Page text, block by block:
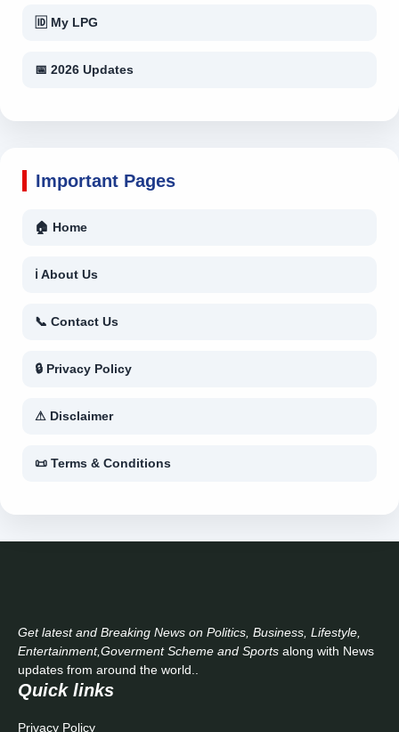
🆔 My LPG
📅 2026 Updates
Important Pages
🏠 Home
ℹ About Us
📞 Contact Us
🔒 Privacy Policy
⚠ Disclaimer
📜 Terms & Conditions
Get latest and Breaking News on Politics, Business, Lifestyle,
Entertainment,Goverment Scheme and Sports along with News
updates from around the world..
Quick links
Privacy Policy